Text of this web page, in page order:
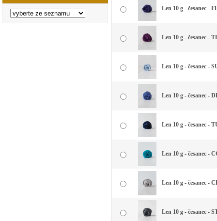
Len 10 g - česanec -
Len 10 g - česanec -
Len 10 g - česanec -
Len 10 g - česanec -
Len 10 g - česanec -
Len 10 g - česanec -
Len 10 g - česanec -
Len 10 g - česanec -